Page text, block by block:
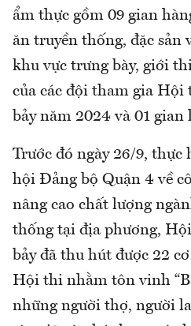
ẩm thực gồm 09 gian
ăn truyền thống, đặc sản
khu vực trưng bày, giới
của các đội tham gia Hội
bảy năm 2024 và 01
Trước đó ngày 26/9,
hội Đảng bộ Quận 4 về
nâng cao chất lượng
thống tại địa phương,
bảy đã thu hút được 22
Hội thi nhằm tôn vinh
những người thợ, người